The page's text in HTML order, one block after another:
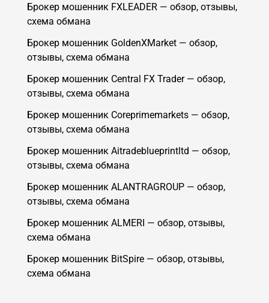
Брокер мошенник FXLEADER — обзор, отзывы,
схема обмана
Брокер мошенник GoldenXMarket — обзор,
отзывы, схема обмана
Брокер мошенник Central FX Trader — обзор,
отзывы, схема обмана
Брокер мошенник Coreprimemarkets — обзор,
отзывы, схема обмана
Брокер мошенник Aitradeblueprintltd — обзор,
отзывы, схема обмана
Брокер мошенник ALANTRAGROUP — обзор,
отзывы, схема обмана
Брокер мошенник ALMERI — обзор, отзывы,
схема обмана
Брокер мошенник BitSpire — обзор, отзывы,
схема обмана